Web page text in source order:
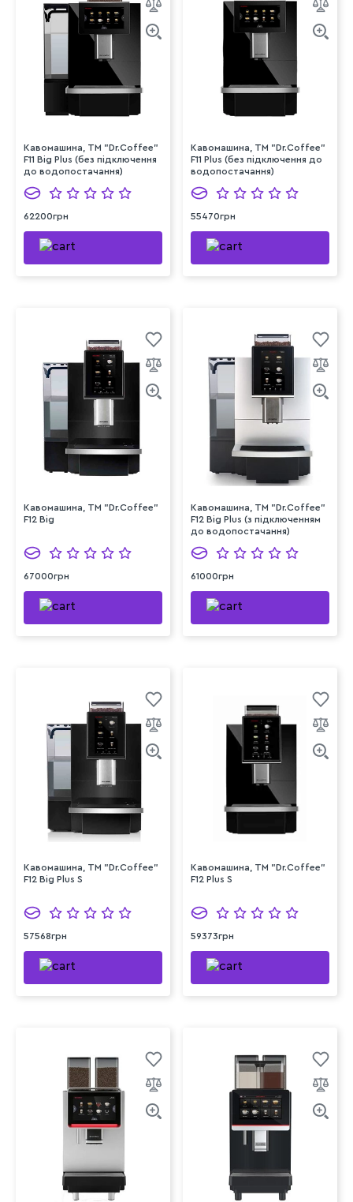
Кавомашина, ТМ "Dr.Coffee"
F11 Big Plus (без підключення
до водопостачання)
62200грн
Кавомашина, ТМ "Dr.Coffee"
F11 Plus (без підключення до
водопостачання)
55470грн
Кавомашина, ТМ "Dr.Coffee"
F12 Big
67000грн
Кавомашина, ТМ "Dr.Coffee"
F12 Big Plus (з підключенням
до водопостачання)
61000грн
Кавомашина, ТМ "Dr.Coffee"
F12 Big Plus S
57568грн
Кавомашина, ТМ "Dr.Coffee"
F12 Plus S
59373грн